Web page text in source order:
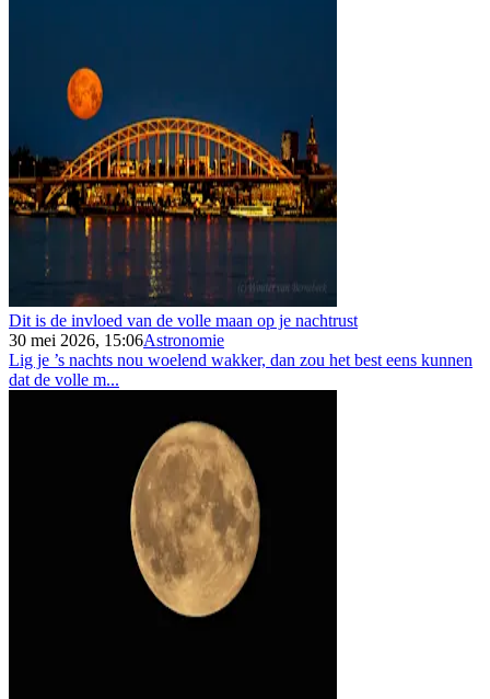
Dit is de invloed van de volle maan op je nachtrust
30 mei 2026, 15:06Astronomie
Lig je ’s nachts nou woelend wakker, dan zou het best eens kunnen
dat de volle m...